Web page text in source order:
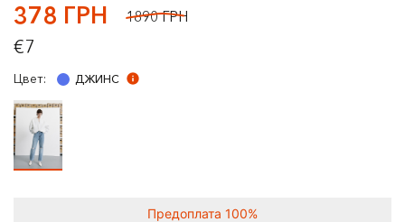
378 ГРН 1890 ГРН
€7
Цвет: ДЖИНС
Предоплата 100%